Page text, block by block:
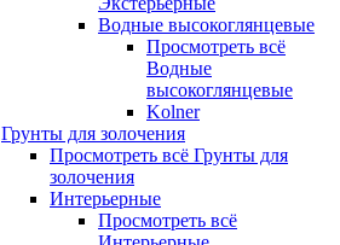
Водные высокоглянцевые
Просмотреть всё
Водные
высокоглянцевые
Kolner
Грунты для золочения
Просмотреть всё Грунты для
золочения
Интерьерные
Просмотреть всё